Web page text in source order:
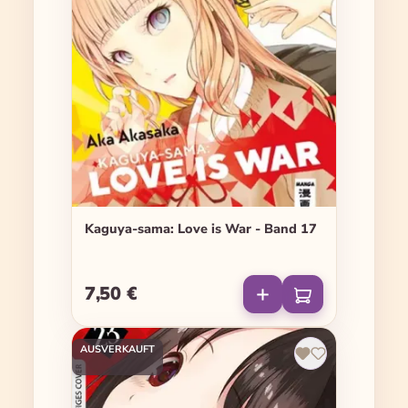
Kaguya-sama: Love is War - Band 17
Regulärer Preis:
7,50 €
AUSVERKAUFT